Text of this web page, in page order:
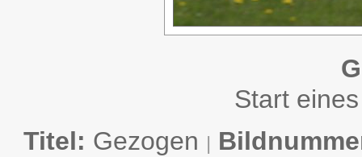
Start
Titel: Gezogen |